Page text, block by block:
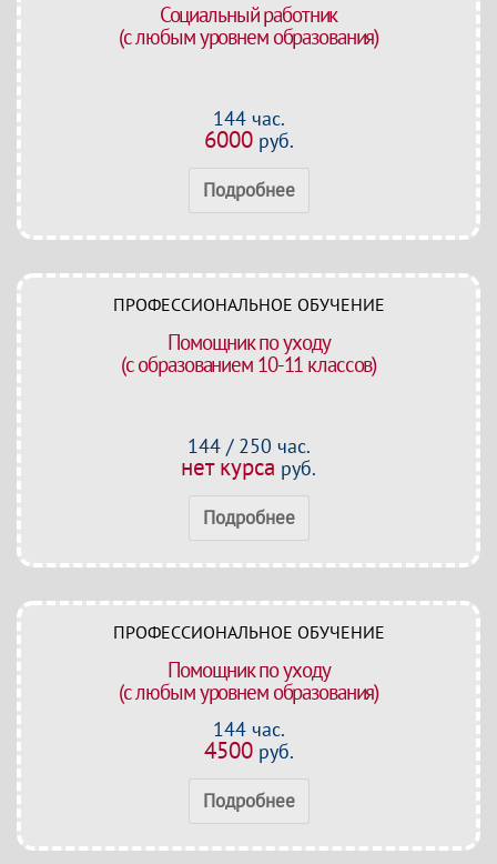
Социальный работник
(с любым уровнем образования)
144 час.
6000руб.
Подробнее
ПРОФЕССИОНАЛЬНОЕ ОБУЧЕНИЕ
Помощник по уходу
(с образованием 10-11 классов)
144 / 250 час.
нет курса руб.
Подробнее
ПРОФЕССИОНАЛЬНОЕ ОБУЧЕНИЕ
Помощник по уходу
(с любым уровнем образования)
144 час.
4500руб.
Подробнее